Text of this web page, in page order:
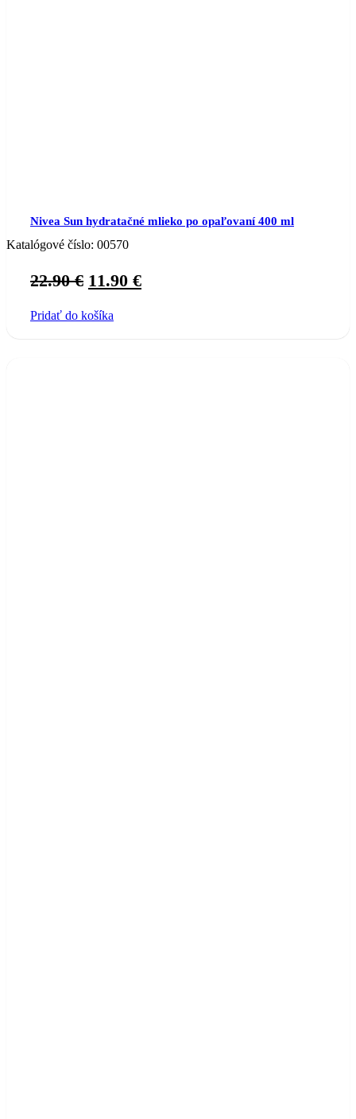
Nivea Sun hydratačné mlieko po opaľovaní 400 ml
Katalógové číslo: 00570
22.90€ Original
was:
11.90 €Current
Pridať do košíka